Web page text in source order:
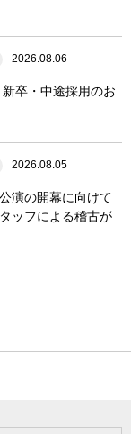
2026.08.06
卒・中途採用のお
2026.08.05
演の開幕に向けて
ッフによる稽古が